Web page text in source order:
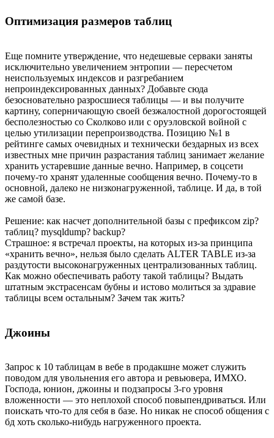
Оптимизация размеров таблиц
Еще помните утверждение, что недешевые серваки заняты
исключительно увеличением энтропии — пересчетом
неиспользуемых индексов и разгребанием
непроиндексированных данных? Добавьте сюда
безосновательно разросшиеся таблицы — и вы получите
картину, соперничающую своей безжалостной дорогостоящей
бесполезностью со Сколково или с оруэловской войной с
целью утилизации перепроизводства. Позицию №1 в
рейтинге самых очевидных и технически бездарных из всех
известных мне причин разрастания таблиц занимает желание
хранить устаревшие данные вечно. Например, в соцсети
почему-то хранят удаленные сообщения вечно. Почему-то в
основной, далеко не низконагруженной, таблице. И да, в той
же самой базе.
Решение: как насчет дополнительной базы c префиксом zip?
таблиц? mysqldump? backup?
Страшное: я встречал проекты, на которых из-за принципа
«хранить вечно», нельзя было сделать ALTER TABLE из-за
раздутости высоконагруженных централизованных таблиц.
Как можно обеспечивать работу такой таблицы? Выдать
штатным экстрасенсам бубны и истово молиться за здравие
таблицы всем остальным? Зачем так жить?
Джоины
Запрос к 10 таблицам в вебе в продакшне может служить
поводом для увольнения его автора и ревьювера, ИМХО.
Господа, юнион, джоины и подзапросы 3-го уровня
вложенности — это неплохой способ повыпендриваться. Или
поискать что-то для себя в базе. Но никак не способ общения с
бд хоть сколько-нибудь нагруженного проекта.